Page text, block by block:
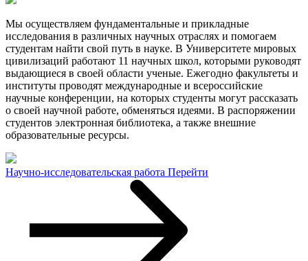
Мы осуществляем фундаментальные и прикладные
исследования в различных научных отраслях и помогаем
студентам найти свой путь в науке. В Университете мировых
цивилизаций работают 11 научных школ, которыми руководят
выдающиеся в своей области ученые. Ежегодно факультеты и
институты проводят международные и всероссийские
научные конференции, на которых студенты могут рассказать
о своей научной работе, обменяться идеями. В распоряжении
студентов электронная библиотека, а также внешние
образовательные ресурсы.
Научно-исследовательская работа Перейти